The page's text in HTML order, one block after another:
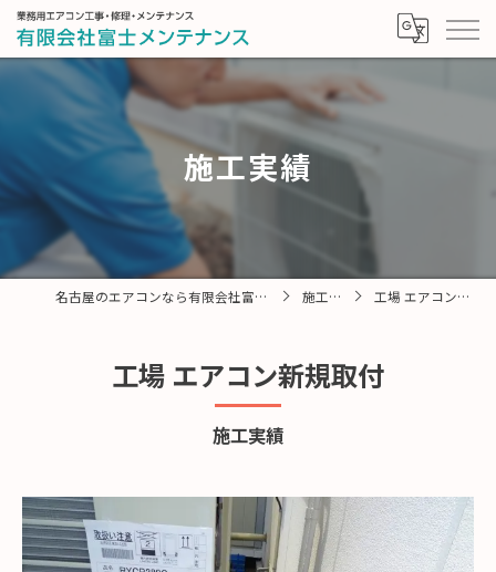
施工実績
名古屋のエアコンなら有限会社富士メンテナンス 施工実績 工場 エアコン新規取付
施工実績
工場 エアコン新規取付